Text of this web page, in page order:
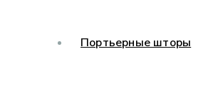
Портьерные шторы